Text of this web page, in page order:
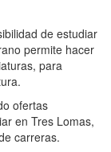
de estudiar
permite hacer
para
ofertas
en Tres Lomas,
carreras.